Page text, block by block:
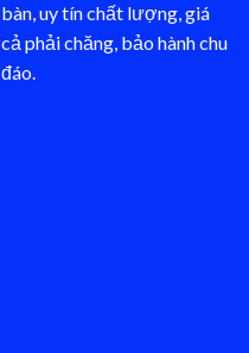
bàn, uy tín chất lượng, giá
cả phải chăng, bảo hành chu
đáo.